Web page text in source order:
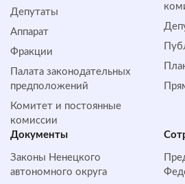
Депутаты
Аппарат
Фракции
Палата законодательных
предположений
Комитет и постоянные
комиссии
Документы
Законы Ненецкого
автономного округа